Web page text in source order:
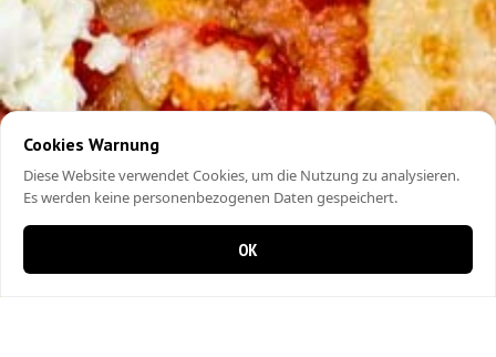
Cookies Warnung
Diese Website verwendet Cookies, um die Nutzung zu analysieren.
Es werden keine personenbezogenen Daten gespeichert.
OK